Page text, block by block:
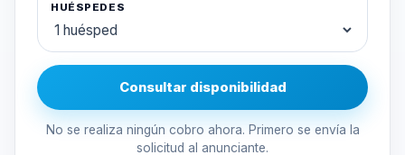
HUÉSPEDES
Consultar disponibilidad
No se realiza ningún cobro ahora. Primero se envía la
solicitud al anunciante.